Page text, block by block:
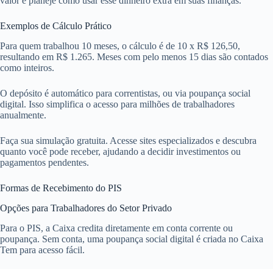
Exemplos de Cálculo Prático
Para quem trabalhou 10 meses, o cálculo é de 10 x R$ 126,50,
resultando em R$ 1.265. Meses com pelo menos 15 dias são contados
como inteiros.
O depósito é automático para correntistas, ou via poupança social
digital. Isso simplifica o acesso para milhões de trabalhadores
anualmente.
Faça sua simulação gratuita. Acesse sites especializados e descubra
quanto você pode receber, ajudando a decidir investimentos ou
pagamentos pendentes.
Formas de Recebimento do PIS
Opções para Trabalhadores do Setor Privado
Para o PIS, a Caixa credita diretamente em conta corrente ou
poupança. Sem conta, uma poupança social digital é criada no Caixa
Tem para acesso fácil.